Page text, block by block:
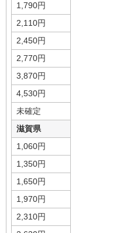
1,790円
2,110円
2,450円
2,770円
3,870円
4,530円
未確定
滋賀県
1,060円
1,350円
1,650円
1,970円
2,310円